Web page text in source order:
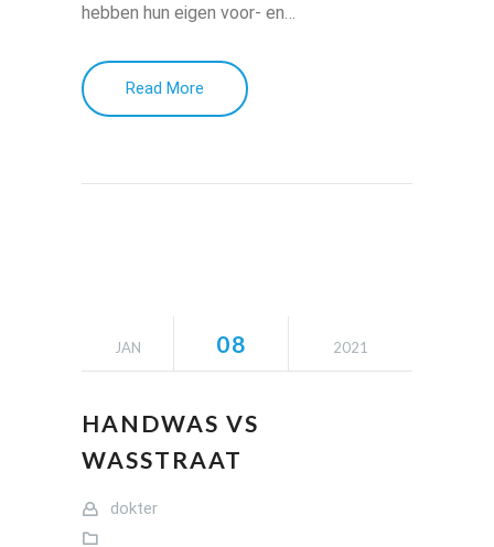
hebben hun eigen voor- en…
Read More
JAN 08 2021
HANDWAS VS
WASSTRAAT
dokter